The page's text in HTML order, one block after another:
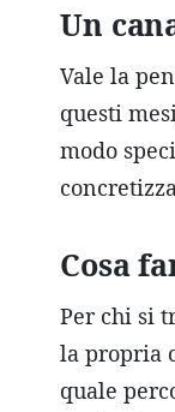
Un
Vale la
questi
modo
Cosa
Per chi si
la propria
quale